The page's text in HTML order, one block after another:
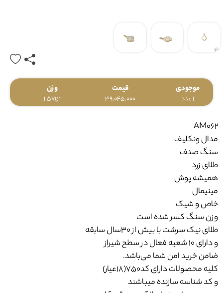
موجودی
1 عدد
قیمت
39,045,000
وزن
1.57gr
AM062
مدال ونکلیف
سنگ صدف
طلای زرد
همیشه پوش
مینیمال
خاص و شیک
وزن سنگ کسر شده است
طلای نیک سرشت با بیش از ۳۰سال سابقه
و دارای ۱۰ شعبه فعال در سطح شیراز
ضامن خرید امن شما می‌باشد.
کلیه محصولات دارای کد750(18عیار)
و کد شناسه سازنده میباشند